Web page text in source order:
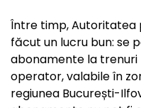
Între timp, Autoritatea
făcut un lucru bun: se
abonamente la
operator, valabile în
regiunea București-